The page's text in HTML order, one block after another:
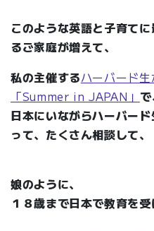
このような英語と子育て
るご家庭が増えて、
私の主催するハーバード
「Summer in JAPAN」 で
日本にいながらハーバー
って、たくさん相談して、
娘のように、
１８歳まで日本で教育を受